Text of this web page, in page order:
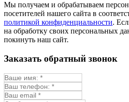
Мы получаем и обрабатываем
посетителей нашего сайта в
политикой конфиденциальности.
на обработку своих персональных
покинуть наш сайт.
Заказать обратный звонок